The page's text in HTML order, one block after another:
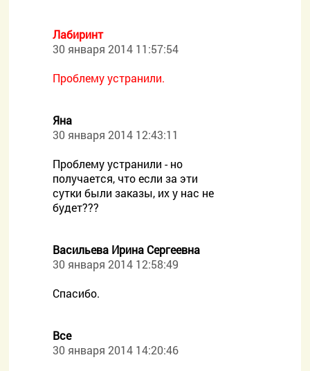
Лабиринт
30 января 2014 11:57:54
Проблему устранили.
Яна
30 января 2014 12:43:11
Проблему устранили - но
получается, что если за эти
сутки были заказы, их у нас не
будет???
Васильева Ирина Сергеевна
30 января 2014 12:58:49
Спасибо.
Все
30 января 2014 14:20:46